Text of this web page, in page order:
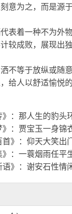
意为之，而是源
代表着一种不为外
较成败，展现出
不等于放纵或随
给人以舒适愉悦的
：那人生的豹头
：贾宝玉一身锦
》：仰天大笑出
：一蓑烟雨任平
》：谢安石性情